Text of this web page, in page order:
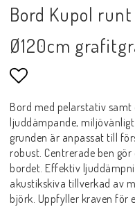
Bord Kupol
Ø120cm
Lägg till i
Bord med pelarstativ samt
ljuddämpande,
grunden är anpassat till
robust. Centrerade ben
bordet. Effektiv
akustikskiva tillverkad av
björk. Uppfyller kraven för